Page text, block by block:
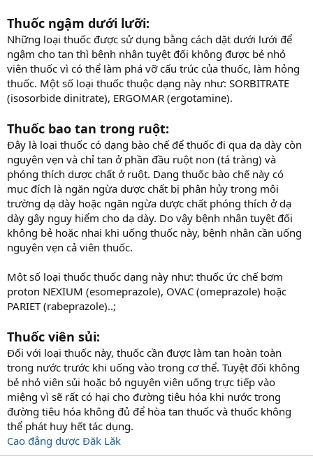
Thuốc ngậm dưới lưỡi:
Những loại thuốc được sử dụng bằng cách dặt dưới lưới để
ngậm cho tan thì bệnh nhân tuyệt đối không được bẻ nhỏ
viên thuốc vì có thể làm phá vỡ cấu trúc của thuốc, làm hỏng
thuốc. Một số loại thuốc thuộc dạng này như: SORBITRATE
(isosorbide dinitrate), ERGOMAR (ergotamine).
Thuốc bao tan trong ruột:
Đây là loại thuốc có dạng bào chế để thuốc đi qua dạ dày còn
nguyên vẹn và chỉ tan ở phần đầu ruột non (tá tràng) và
phóng thích dược chất ở ruột. Dạng thuốc bào chế này có
mục đích là ngăn ngừa dược chất bị phân hủy trong môi
trường dạ dày hoặc ngăn ngừa dược chất phóng thích ở dạ
dày gây nguy hiểm cho dạ dày. Do vậy bệnh nhân tuyệt đối
không bẻ hoặc nhai khi uống thuốc này, bệnh nhân cần uống
nguyên vẹn cả viên thuốc.
Một số loại thuốc thuốc dạng này như: thuốc ức chế bơm
proton NEXIUM (esomeprazole), OVAC (omeprazole) hoặc
PARIET (rabeprazole)..;
Thuốc viên sủi:
Đối với loại thuốc này, thuốc cần được làm tan hoàn toàn
trong nước trước khi uống vào trong cơ thể. Tuyệt đối không
bẻ nhỏ viên sủi hoặc bỏ nguyên viên uống trực tiếp vào
miệng vì sẽ rất có hại cho đường tiêu hóa khi nước trong
đường tiêu hóa không đủ để hòa tan thuốc và thuốc không
thể phát huy hết tác dụng.
Cao đẳng dược Đăk Lăk